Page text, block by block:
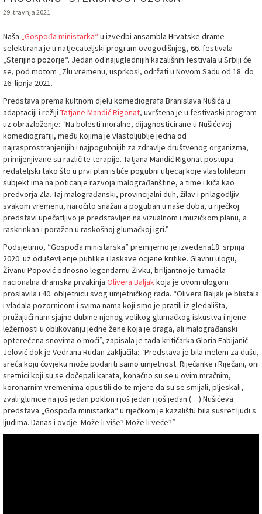
29. travnja 2021.
Naša „Gospođa ministarka“ u izvedbi ansambla Hrvatske drame
selektirana je u natjecateljski program ovogodišnjeg, 66. festivala
„Sterijino pozorje“. Jedan od najuglednijih kazališnih festivala u Srbiji će
se, pod motom „Zlu vremenu, usprkos!, održati u Novom Sadu od 18. do
26. lipnja 2021.
Predstava prema kultnom djelu komediografa Branislava Nušića u
adaptaciji i režiji Tatjane Mandić Rigonat, uvrštena je u festivaski program
uz obrazloženje: “Na bolesti moralne, dijagnosticirane u Nušićevoj
komediografiji, među kojima je vlastoljublje jedna od
najrasprostranjenijih i najpogubnijih za zdravlje društvenog organizma,
primijenjivane su različite terapije. Tatjana Mandić Rigonat postupa
redateljski tako što u prvi plan ističe pogubni utjecaj koje vlastohlepni
subjekt ima na poticanje razvoja malograđanštine, a time i kiča kao
predvorja Zla. Taj malograđanski, provincijalni duh, žilav i prilagodljiv
svakom vremenu, naročito snažan a poguban u naše doba, u riječkoj
predstavi upečatljivo je predstavljen na vizualnom i muzičkom planu, a
raskrinkan i poražen u raskošnoj glumačkoj igri.”
Podsjetimo, “Gospođa ministarska” premijerno je izvedena18. srpnja
2020. uz oduševljenje publike i laskave ocjene kritike. Glavnu ulogu,
Živanu Popović odnosno legendarnu Živku, briljantno je tumačila
nacionalna dramska prvakinja Olivera Baljakkoja je ovom ulogom
proslavila i 40. obljetnicu svog umjetničkog rada. “Olivera Baljak je blistala
i vladala pozornicom i svima nama koji smo je pratili iz gledališta,
pružajući nam sjajne dubine njenog velikog glumačkog iskustva i njene
ležernosti u oblikovanju jedne žene koja je draga, ali malograđanski
opterećena snovima o moći”, zapisala je tada kritičarka Gloria Fabijanić
Jelović dok je Vedrana Rudan zaključila: “Predstava je bila melem za dušu,
sreća koju čovjeku može podariti samo umjetnost. Riječanke i Riječani, oni
sretnici koji su se dočepali karata, konačno su se u ovim mračnim,
koronarnim vremenima opustili do te mjere da su se smijali, pljeskali,
zvali glumce na još jedan poklon i još jedan i još jedan (…) Nušićeva
predstava „Gospođa ministarka“ u riječkom je kazalištu bila susret ljudi s
ljudima. Danas i ovdje. Može li više? Može li veće?”